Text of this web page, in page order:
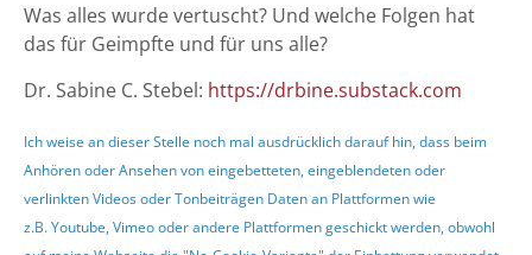
Was alles wurde vertuscht? Und welche Folgen hat
das für Geimpfte und für uns alle?
Dr. Sabine C. Stebel: https://drbine.substack.com
Ich weise an dieser Stelle noch mal ausdrücklich darauf hin, dass beim
Anhören oder Ansehen von eingebetteten, eingeblendeten oder
verlinkten Videos oder Tonbeiträgen Daten an Plattformen wie
z.B. Youtube, Vimeo oder andere Plattformen geschickt werden, obwohl